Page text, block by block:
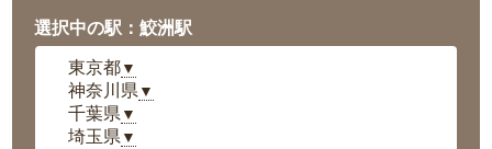
選択中の駅：鮫洲駅
東京都▼
神奈川県 ▼
千葉県 ▼
埼玉県 ▼